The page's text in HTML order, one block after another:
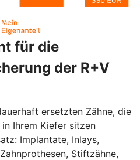
für die
der R+V
ersetzten Zähne, die
Ihrem Kiefer sitzen
Implantate, Inlays,
Stiftzähne,